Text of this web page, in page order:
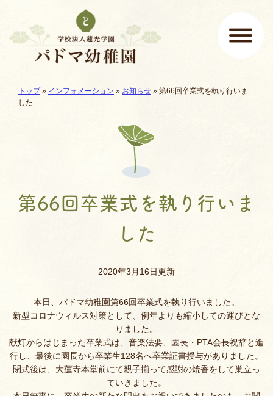
メインメニュー
ここから本文です。
現在地:
トップ» インフォメーション » お知らせ » 第66回卒業式を執り行いま
した
第66回卒業式を執り行いま
した
2020年3月16日更新
本日、パドマ幼稚園第66回卒業式を執り行いました。
新型コロナウィルス対策として、例年よりも縮小しての運びとな
りました。
献灯からはじまった卒業式は、音楽法要、園長・ PTA会長祝辞と進
行し、 最後に園長から卒業生128名へ卒業証書授与があ りました。
閉式後は、大蓮寺本堂前にて親子揃って感謝の焼香をして巣立っ
ていきました。